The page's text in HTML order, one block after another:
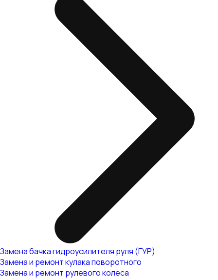
Замена бачка гидроусилителя руля (ГУР)
Замена и ремонт кулака поворотного
Замена и ремонт рулевого колеса